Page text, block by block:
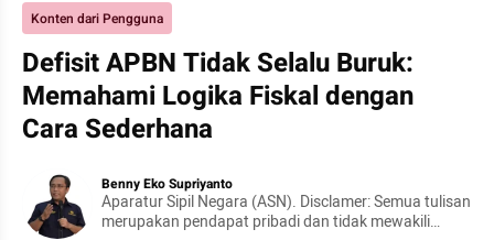
Konten dari Pengguna
Defisit APBN Tidak Selalu Buruk:
Memahami Logika Fiskal dengan
Cara Sederhana
Benny Eko Supriyanto
Aparatur Sipil Negara (ASN). Disclamer: Semua tulisan
merupakan pendapat pribadi dan tidak mewakili